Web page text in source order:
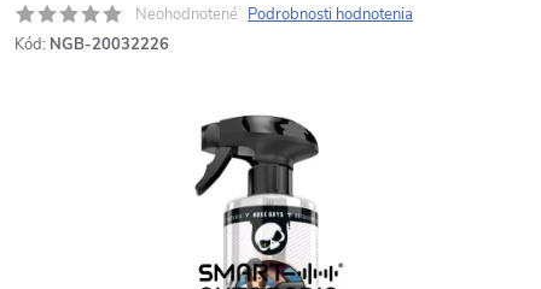
Neohodnotené Podrobnosti hodnotenia
Kód: NGB-20032226